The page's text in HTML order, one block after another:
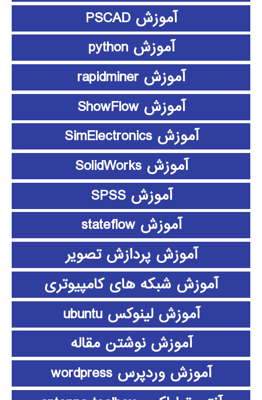
آموزش PSCAD
آموزش python
آموزش rapidminer
آموزش ShowFlow
آموزش SimElectronics
آموزش SolidWorks
آموزش SPSS
آموزش stateflow
آموزش پردازش تصویر
آموزش شبکه های کامپیوتری
آموزش لینوکس ubuntu
آموزش نوشتن مقاله
آموزش وردپرس wordpress